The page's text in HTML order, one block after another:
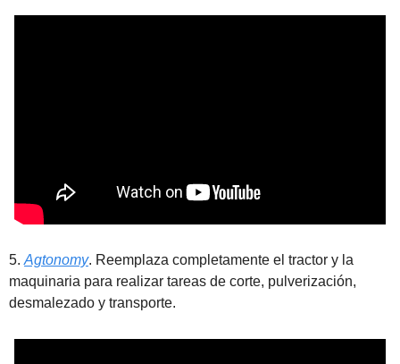
5. Agtonomy. Reemplaza completamente el tractor y la
maquinaria para realizar tareas de corte, pulverización,
desmalezado y transporte.